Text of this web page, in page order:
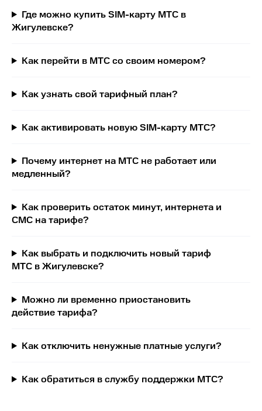
Где можно купить SIM-карту МТС в
Жигулевске?
Как перейти в МТС со своим номером?
Как узнать свой тарифный план?
Как активировать новую SIM-карту МТС?
Почему интернет на МТС не работает или
медленный?
Как проверить остаток минут, интернета и
СМС на тарифе?
Как выбрать и подключить новый тариф
МТС в Жигулевске?
Можно ли временно приостановить
действие тарифа?
Как отключить ненужные платные услуги?
Как обратиться в службу поддержки МТС?